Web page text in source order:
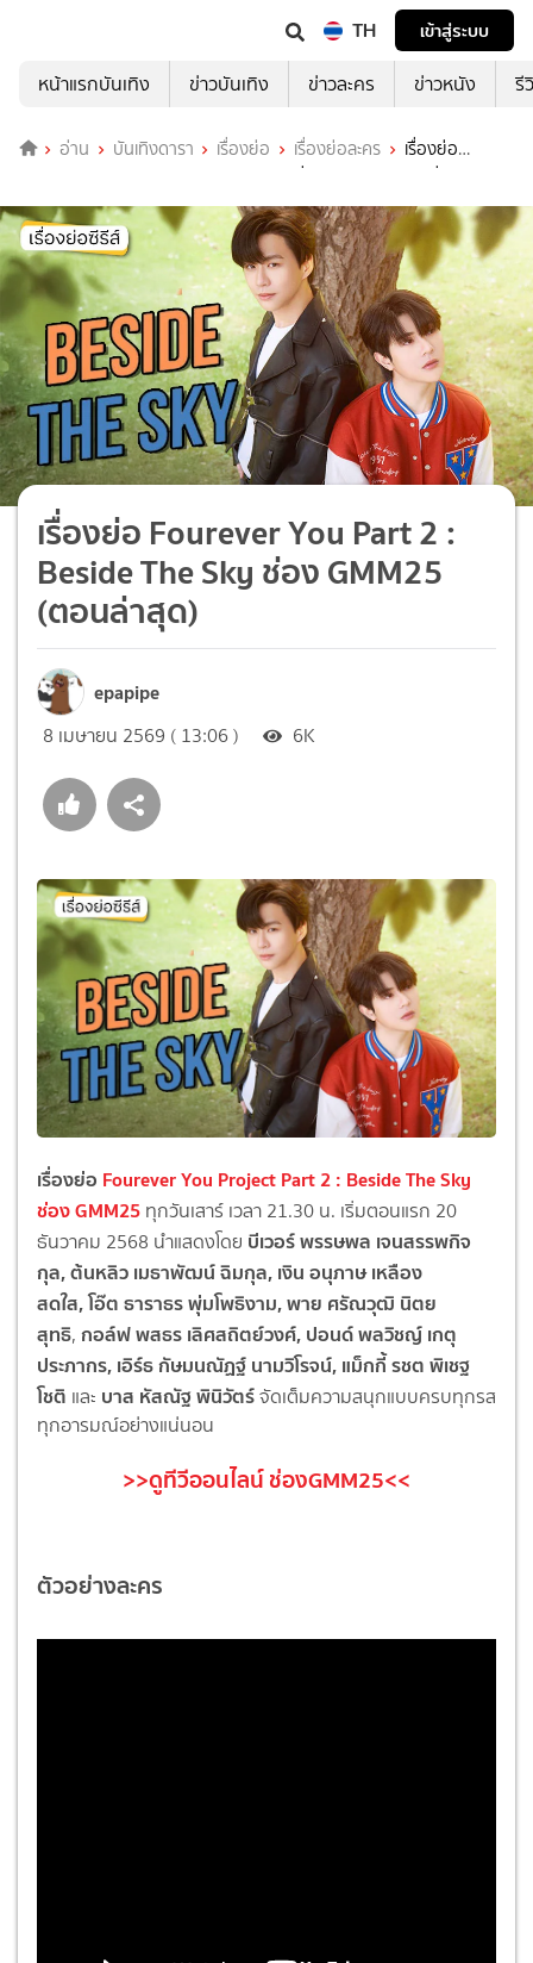
TH
เข้าสู่ระบบ
หน้าแรกบันเทิง
ข่าวบันเทิง ข่าวละคร ข่าวหนัง รี
อ่าน บันเทิงดารา เรื่องย่อ เรื่องย่อละคร
เรื่องย่อ
Fourever You Part 2 : Beside The Sky ช่อง GMM25 (ตอนล่าสุด)
เรื่องย่อ Fourever You Part 2 :
Beside The Sky ช่อง GMM25
(ตอนล่าสุด)
epapipe
8 เมษายน 2569 ( 13:06 ) 6K
เรื่องย่อ Fourever You Project Part 2 : Beside The Sky
ช่อง GMM25 ทุกวันเสาร์ เวลา 21.30 น. เริ่มตอนแรก 20
ธันวาคม 2568 นำแสดงโดย บีเวอร์ พรรษพล เจนสรรพกิจ
กุล,ต้นหลิว เมธาพัฒน์ ฉิมกุล,เงิน อนุภาษ เหลือง
สดใส,โอ๊ต ธาราธร พุ่มโพธิงาม,พาย ศรัณวุฒิ นิตย
สุทธิ, กอล์ฟ พสธรเลิศสถิตย์วงศ์,ปอนด์ พลวิชญ์ เกตุ
ประภากร,เอิร์ธ กัษมนณัฏฐ์ นามวิโรจน์,แม็กกี้ รชต พิเชฐ
โชติ และ บาส หัสณัฐ พินิวัตร์จัดเต็มความสนุกแบบครบทุกรส
ทุกอารมณ์อย่างแน่นอน
>>ดูทีวีออนไลน์ ช่องGMM25<<
ตัวอย่างละคร